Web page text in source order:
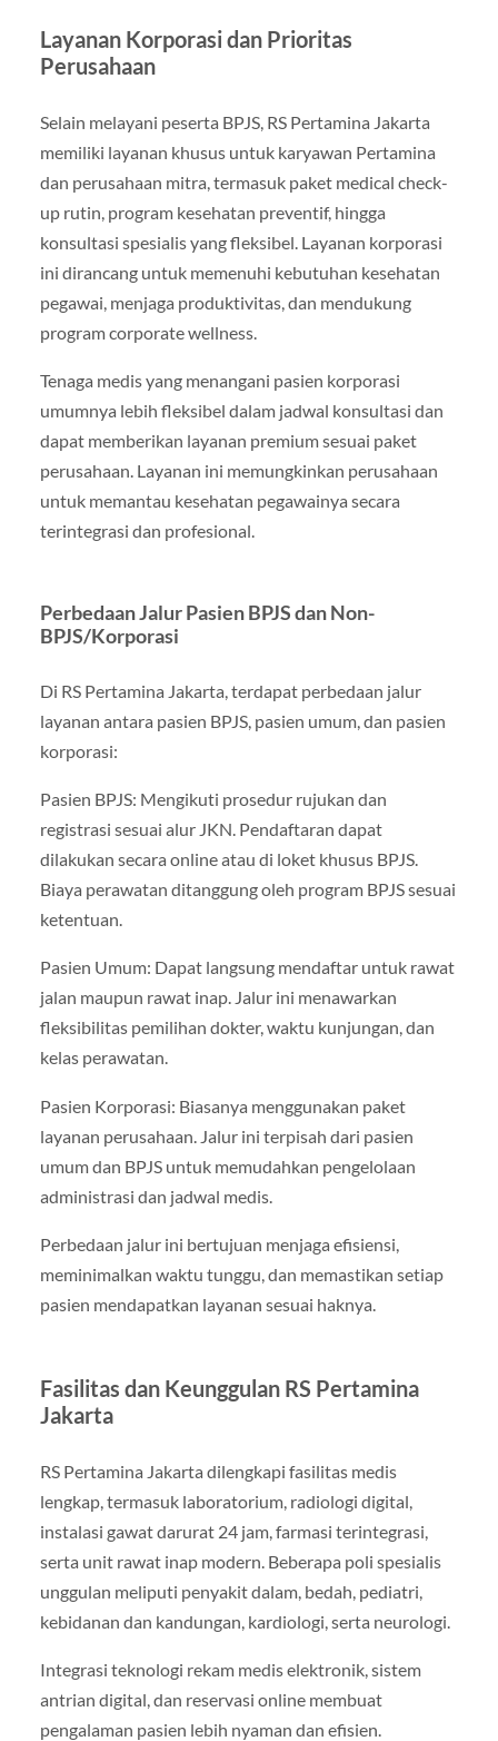
Layanan Korporasi dan Prioritas
Perusahaan
Selain melayani peserta BPJS, RS Pertamina Jakarta
memiliki layanan khusus untuk karyawan Pertamina
dan perusahaan mitra, termasuk paket medical check-
up rutin, program kesehatan preventif, hingga
konsultasi spesialis yang fleksibel. Layanan korporasi
ini dirancang untuk memenuhi kebutuhan kesehatan
pegawai, menjaga produktivitas, dan mendukung
program corporate wellness.
Tenaga medis yang menangani pasien korporasi
umumnya lebih fleksibel dalam jadwal konsultasi dan
dapat memberikan layanan premium sesuai paket
perusahaan. Layanan ini memungkinkan perusahaan
untuk memantau kesehatan pegawainya secara
terintegrasi dan profesional.
Perbedaan Jalur Pasien BPJS dan Non-
BPJS/Korporasi
Di RS Pertamina Jakarta, terdapat perbedaan jalur
layanan antara pasien BPJS, pasien umum, dan pasien
korporasi:
Pasien BPJS: Mengikuti prosedur rujukan dan
registrasi sesuai alur JKN. Pendaftaran dapat
dilakukan secara online atau di loket khusus BPJS.
Biaya perawatan ditanggung oleh program BPJS sesuai
ketentuan.
Pasien Umum: Dapat langsung mendaftar untuk rawat
jalan maupun rawat inap. Jalur ini menawarkan
fleksibilitas pemilihan dokter, waktu kunjungan, dan
kelas perawatan.
Pasien Korporasi: Biasanya menggunakan paket
layanan perusahaan. Jalur ini terpisah dari pasien
umum dan BPJS untuk memudahkan pengelolaan
administrasi dan jadwal medis.
Perbedaan jalur ini bertujuan menjaga efisiensi,
meminimalkan waktu tunggu, dan memastikan setiap
pasien mendapatkan layanan sesuai haknya.
Fasilitas dan Keunggulan RS Pertamina
Jakarta
RS Pertamina Jakarta dilengkapi fasilitas medis
lengkap, termasuk laboratorium, radiologi digital,
instalasi gawat darurat 24 jam, farmasi terintegrasi,
serta unit rawat inap modern. Beberapa poli spesialis
unggulan meliputi penyakit dalam, bedah, pediatri,
kebidanan dan kandungan, kardiologi, serta neurologi.
Integrasi teknologi rekam medis elektronik, sistem
antrian digital, dan reservasi online membuat
pengalaman pasien lebih nyaman dan efisien.